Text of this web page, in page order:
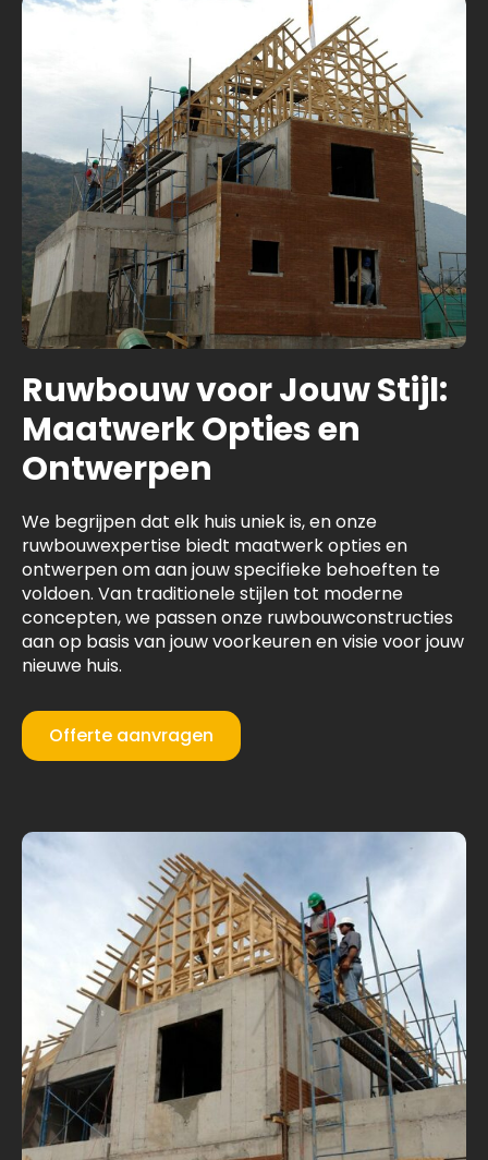
Ruwbouw voor Jouw Stijl:
Maatwerk Opties en
Ontwerpen
We begrijpen dat elk huis uniek is, en onze
ruwbouwexpertise biedt maatwerk opties en
ontwerpen om aan jouw specifieke behoeften te
voldoen. Van traditionele stijlen tot moderne
concepten, we passen onze ruwbouwconstructies
aan op basis van jouw voorkeuren en visie voor jouw
nieuwe huis.
Offerte aanvragen